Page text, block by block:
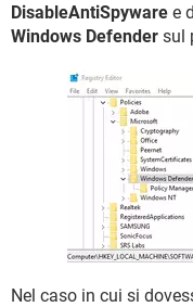
DisableAntiSpyware e
Windows Defender sul
Nel caso in cui si